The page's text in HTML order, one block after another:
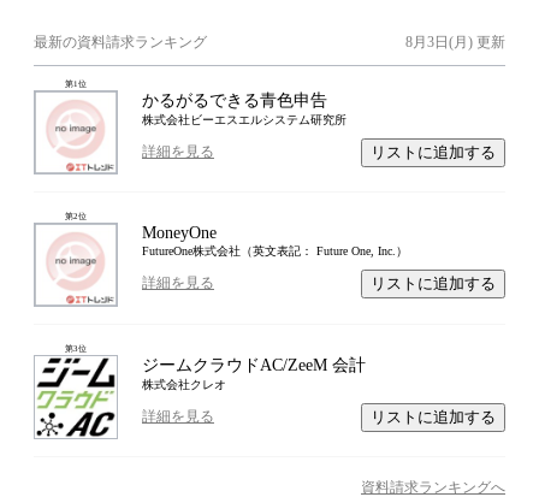
最新の資料請求ランキング 8月3日(月) 更新
第1位
かるがるできる青色申告
株式会社ビーエスエルシステム研究所
詳細を見る リストに追加する
第2位
MoneyOne
FutureOne株式会社（英文表記： Future One, Inc.）
詳細を見る リストに追加する
第3位
ジームクラウドAC/ZeeM 会計
株式会社クレオ
詳細を見る リストに追加する
資料請求ランキングへ